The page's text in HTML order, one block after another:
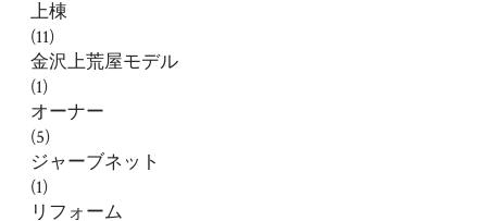
上棟
(11)
金沢上荒屋モデル
(1)
オーナー
(5)
ジャーブネット
(1)
リフォーム